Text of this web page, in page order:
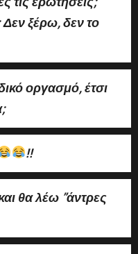
ξέρω, δεν το
οργασμό, έτσι
!!
θα λέω ”άντρες